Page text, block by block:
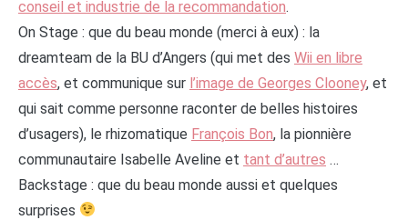
conseil et industrie de la recommandation.
On Stage : que du beau monde (merci à eux) : la
dreamteam de la BU d’Angers (qui met des Wii en libre
accès, et communique sur l’image de Georges Clooney, et
qui sait comme personne raconter de belles histoires
d’usagers), le rhizomatique François Bon, la pionnière
communautaire Isabelle Aveline et tant d’autres …
Backstage : que du beau monde aussi et quelques
surprises